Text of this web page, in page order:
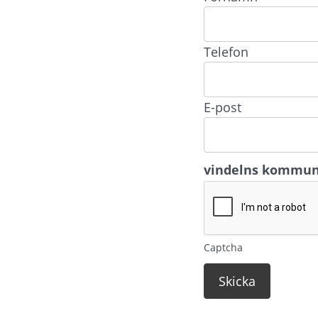
Telefon
E-post
vindelns
Captcha